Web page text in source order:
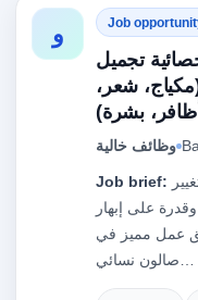
و Job
تجميل
شعر،
أظافر، بشرة)
وظائف خالية
Job brief:
على إبهار
عمل مميز في